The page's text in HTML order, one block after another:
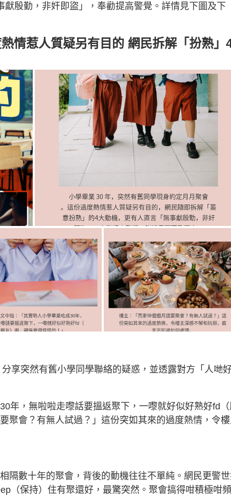
獻殷勤，非奸即盜」，奉勸提高警覺。詳情見下圖及下
情惹人質疑另有目的 網民拆解「扮熟」
享突然有舊小學同學聯絡的疑惑，並透露對方「人哋
年，無啦啦走嚟話要搵返聚下，一嚟就好似好熟好fd（
聚會？有無人試過？」這份突如其來的過度熱情，令
隔數十年的聚會，背後的動機往往不單純。網民更警
（保持）住有聚還好，最驚突然。聚會搞得咁積極咁頻